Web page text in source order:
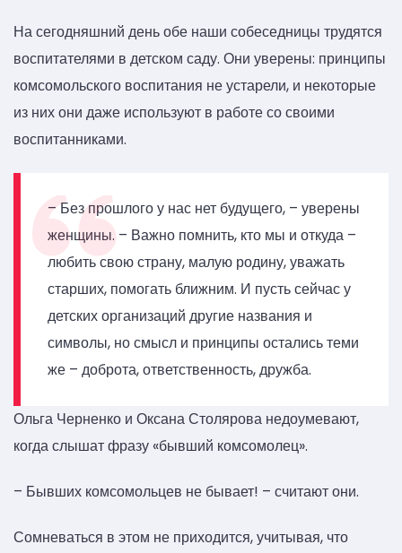
На сегодняшний день обе наши собеседницы трудятся
воспитателями в детском саду. Они уверены: принципы
комсомольского воспитания не устарели, и некоторые
из них они даже используют в работе со своими
воспитанниками.
– Без прошлого у нас нет будущего, – уверены
женщины. – Важно помнить, кто мы и откуда –
любить свою страну, малую родину, уважать
старших, помогать ближним. И пусть сейчас у
детских организаций другие названия и
символы, но смысл и принципы остались теми
же – доброта, ответственность, дружба.
Ольга Черненко и Оксана Столярова недоумевают,
когда слышат фразу «бывший комсомолец».
– Бывших комсомольцев не бывает! – считают они.
Сомневаться в этом не приходится, учитывая, что